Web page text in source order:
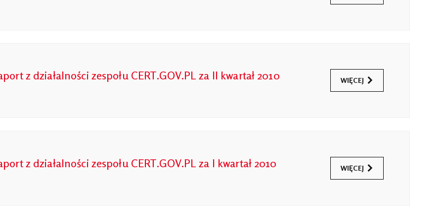
z działalności zespołu CERT.GOV.PL za II kwartał 2010 WIĘCEJ
z działalności zespołu CERT.GOV.PL za I kwartał 2010 WIĘCEJ